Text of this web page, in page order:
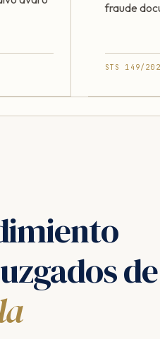
fraude
STS 149/
de